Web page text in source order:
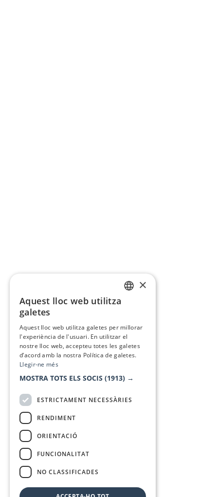
×
Aquest lloc web utilitza
galetes
Aquest lloc web utilitza galetes per millorar
l'experiència de l'usuari. En utilitzar el
nostre lloc web, accepteu totes les galetes
d’acord amb la nostra Política de galetes.
Llegir-ne més
MOSTRA TOTS ELS SOCIS (1913) →
ESTRICTAMENT NECESSÀRIES
RENDIMENT
ORIENTACIÓ
FUNCIONALITAT
NO CLASSIFICADES